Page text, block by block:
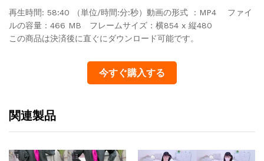
再生時間: 58:40 （単位/時間:分:秒）動画の形式 ：MP4 ファイ
ルの容量：466 MB フレームサイズ：横854 x 縦480
この商品は決済後に直ぐにダウンロード可能です。
今すぐ購入する
関連製品